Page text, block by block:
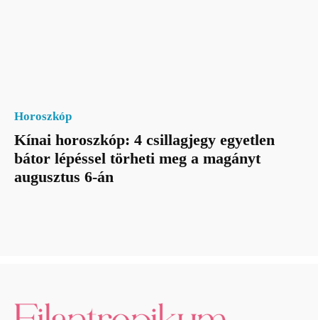
Horoszkóp
Kínai horoszkóp: 4 csillagjegy egyetlen
bátor lépéssel törheti meg a magányt
augusztus 6-án